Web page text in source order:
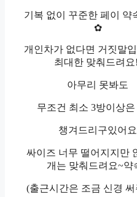
기복 없이 꾸준한 페이 약
✿
개인차가 없다면 거짓말
최대한 맞춰드려요
아무리 못봐도
무조건 최소 3방이상
챙겨드리구있어요
싸이즈 너무 떨어지지만
개는 맞춰드려요~약
(출근시간은 조금 신경 써